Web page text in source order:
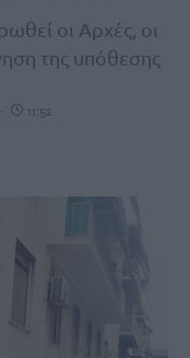
οι Αρχές, οι
της υπόθεσης
11:52